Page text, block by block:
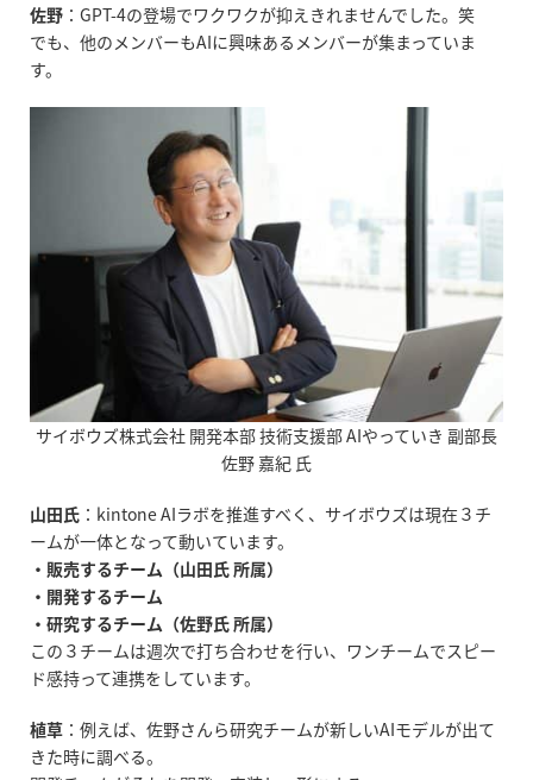
佐野 ： GPT-4の登場でワクワクが抑えきれませんでした。笑
でも、他のメンバーもAIに興味あるメンバーが集まっていま
す。
サイボウズ株式会社 開発本部 技術支援部 AIやっていき 副部長
佐野 嘉紀 氏
山田氏 ： kintone AIラボを推進すべく、サイボウズは現在３チ
ームが一体となって動いています。
・販売するチーム（山田氏 所属）
・開発するチーム
・研究するチーム（佐野氏 所属）
この３チームは週次で打ち合わせを行い、ワンチームでスピー
ド感持って連携をしています。
植草 ：例えば、佐野さんら研究チームが新しいAIモデルが出て
きた時に調べる。